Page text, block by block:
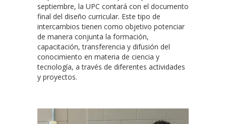
septiembre, la UPC contará con el documento
final del diseño curricular. Este tipo de
intercambios tienen como objetivo potenciar
de manera conjunta la formación,
capacitación, transferencia y difusión del
conocimiento en materia de ciencia y
tecnología, a través de diferentes actividades
y proyectos.